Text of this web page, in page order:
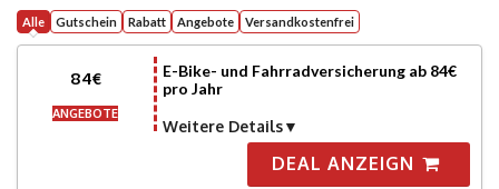
Alle Gutschein Rabatt Angebote Versandkostenfrei
84€
ANGEBOTE
E-Bike- und Fahrradversicherung ab 84€
pro Jahr
Weitere Details
DEAL ANZEIGN